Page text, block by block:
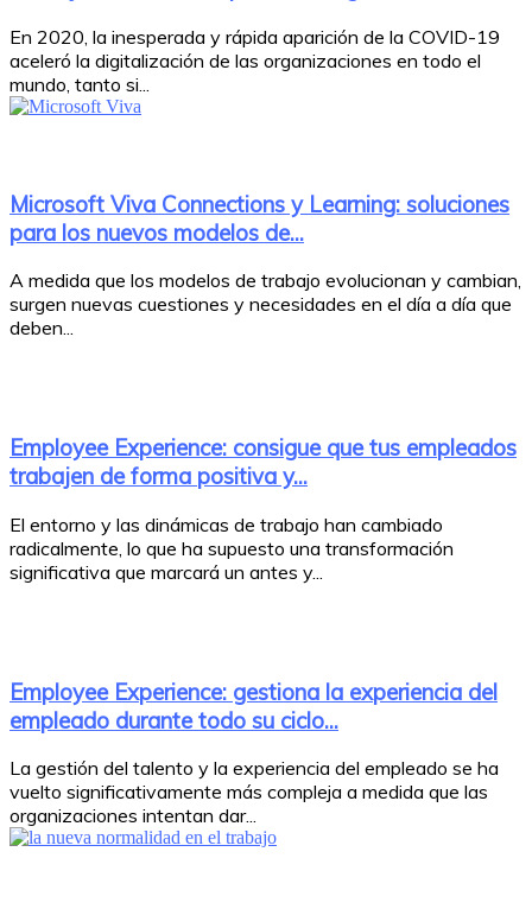
En 2020, la inesperada y rápida aparición de la COVID-19
aceleró la digitalización de las organizaciones en todo el
mundo, tanto si...
Microsoft Viva Connections y Learning: soluciones
para los nuevos modelos de...
A medida que los modelos de trabajo evolucionan y cambian,
surgen nuevas cuestiones y necesidades en el día a día que
deben...
Employee Experience: consigue que tus empleados
trabajen de forma positiva y...
El entorno y las dinámicas de trabajo han cambiado
radicalmente, lo que ha supuesto una transformación
significativa que marcará un antes y...
Employee Experience: gestiona la experiencia del
empleado durante todo su ciclo...
La gestión del talento y la experiencia del empleado se ha
vuelto significativamente más compleja a medida que las
organizaciones intentan dar...